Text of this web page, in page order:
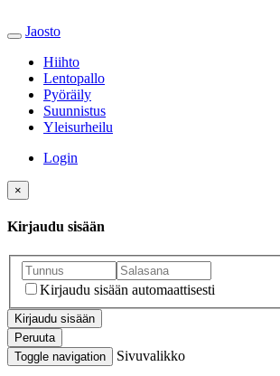
Jaosto
Hiihto
Lentopallo
Pyöräily
Suunnistus
Yleisurheilu
Login
×
Kirjaudu sisään
Kirjaudu sisään automaattisesti
Peruuta
Toggle navigation
Sivuvalikko